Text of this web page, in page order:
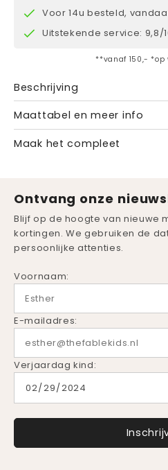
Voor 14u besteld,
Uitstekende service: 9,8/
**vanaf 150,- *op
Beschrijving
Maattabel en meer info
Maak het compleet
Ontvang onze
Blijf op de hoogte van nieuwe
kortingen. We gebruiken de
persoonlijke attenties.
Voornaam:
E-mailadres:
Verjaardag kind: